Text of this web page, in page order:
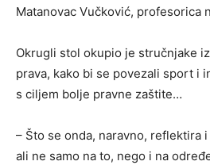
Matanovac Vučković, profesorica
Okrugli stol okupio je stručnjake
prava, kako bi se povezali sport i
s ciljem bolje pravne zaštite…
– Što se onda, naravno, reflektira
ali ne samo na to, nego i na